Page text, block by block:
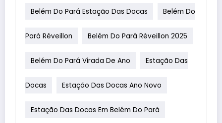
Belém Do Pará Estação Das Docas Belém Do
Pará Réveillon Belém Do Pará Réveillon 2025
Belém Do Pará Virada De Ano Estação Das
Docas Estação Das Docas Ano Novo
Estação Das Docas Em Belém Do Pará